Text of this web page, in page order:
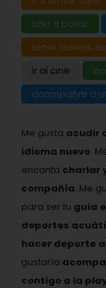
salir a bailar
tener nuevas
ir al cine
acompañar a
Me gusta acudir
idioma nuevo.
encanta charlar
compañía. Me
para ser tu guía
deportes
hacer deporte
gustaría
contigo a la